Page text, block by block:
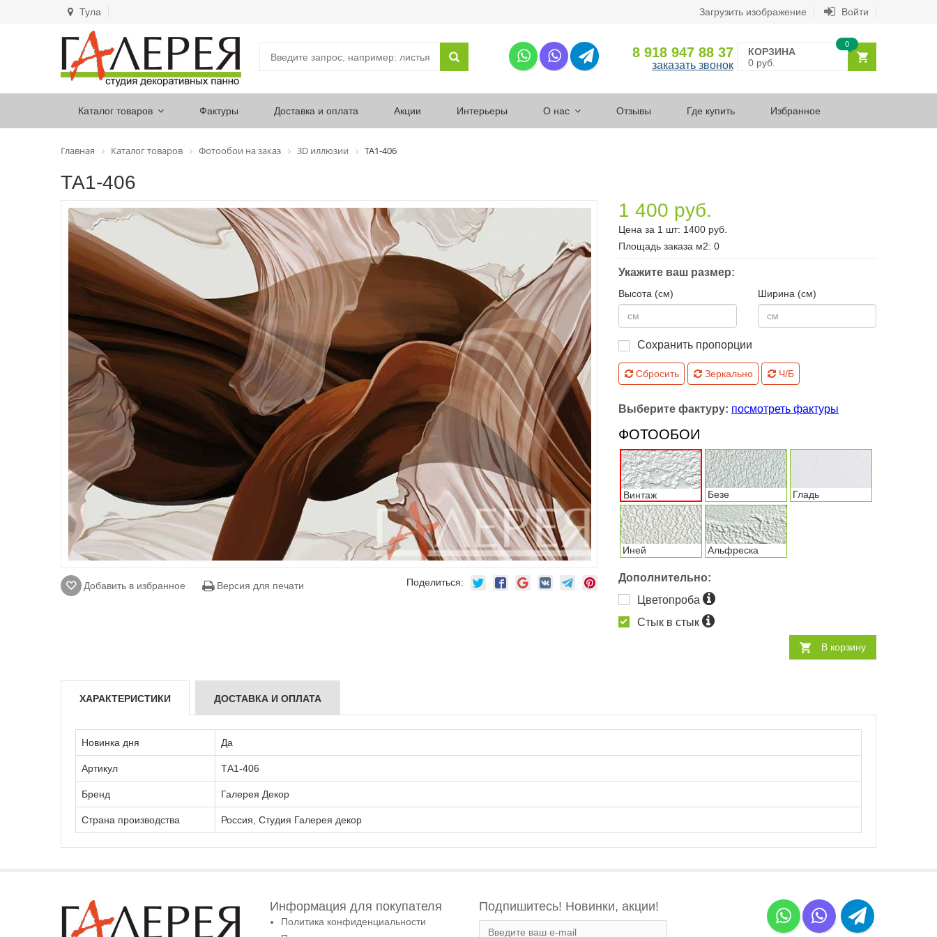
Тула Загрузить изображение Войти
8 918 947 88 37
заказать звонок
КОРЗИНА
0 руб.
0
Каталог товаров Фактуры Доставка и оплата Акции Интерьеры О нас Отзывы Где купить Избранное
Главная Каталог товаров Фотообои на заказ 3D иллюзии ТА1-406
ТА1-406
Добавить в избранное Версия для печати Поделиться:
1 400 руб.
Цена за 1 шт: 1400 руб.
Площадь заказа м2: 0
Укажите ваш размер:
Высота (см) Ширина (см)
Сохранить пропорции
Сбросить Зеркально Ч/Б
Выберите фактуру: посмотреть фактуры
ФОТООБОИ
Винтаж Безе Гладь
Иней Альфреска
Дополнительно:
Цветопроба
Стык в стык
В корзину
ХАРАКТЕРИСТИКИ ДОСТАВКА И ОПЛАТА
Новинка дня Да
Артикул ТА1-406
Бренд Галерея Декор
Страна производства Россия, Студия Галерея декор
Информация для покупателя
Политика конфиденциальности
Подпишитесь! Новинки, акции!